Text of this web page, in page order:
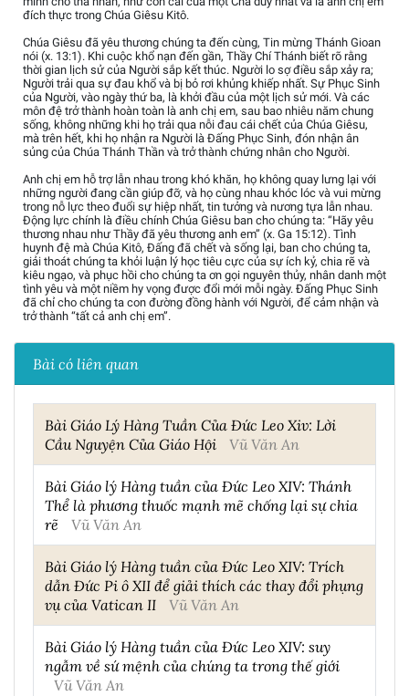
đích thực trong Chúa Giêsu Kitô.
Chúa Giêsu đã yêu thương chúng ta đến cùng, Tin mừng Thánh Gioan
nói (x. 13:1). Khi cuộc khổ nạn đến gần, Thầy Chí Thánh biết rõ rằng
thời gian lịch sử của Người sắp kết thúc. Người lo sợ điều sắp xảy ra;
Người trải qua sự đau khổ và bị bỏ rơi khủng khiếp nhất. Sự Phục Sinh
của Người, vào ngày thứ ba, là khởi đầu của một lịch sử mới. Và các
môn đệ trở thành hoàn toàn là anh chị em, sau bao nhiêu năm chung
sống, không những khi họ trải qua nỗi đau cái chết của Chúa Giêsu,
mà trên hết, khi họ nhận ra Người là Đấng Phục Sinh, đón nhận ân
sủng của Chúa Thánh Thần và trở thành chứng nhân cho Người.
Anh chị em hỗ trợ lẫn nhau trong khó khăn, họ không quay lưng lại với
những người đang cần giúp đỡ, và họ cùng nhau khóc lóc và vui mừng
trong nỗ lực theo đuổi sự hiệp nhất, tin tưởng và nương tựa lẫn nhau.
Động lực chính là điều chính Chúa Giêsu ban cho chúng ta: “Hãy yêu
thương nhau như Thầy đã yêu thương anh em” (x. Ga 15:12). Tình
huynh đệ mà Chúa Kitô, Đấng đã chết và sống lại, ban cho chúng ta,
giải thoát chúng ta khỏi luận lý học tiêu cực của sự ích kỷ, chia rẽ và
kiêu ngạo, và phục hồi cho chúng ta ơn gọi nguyên thủy, nhân danh một
tình yêu và một niềm hy vọng được đổi mới mỗi ngày. Đấng Phục Sinh
đã chỉ cho chúng ta con đường đồng hành với Người, để cảm nhận và
trở thành “tất cả anh chị em”.
Bài có liên quan
Bài Giáo Lý Hàng Tuần Của Đức Leo Xiv: Lời
Cầu Nguyện Của Giáo Hội
Vũ Văn An
Bài Giáo lý Hàng tuần của Đức Leo XIV: Thánh
Thể là phương thuốc mạnh mẽ chống lại sự chia
rẽ
Vũ Văn An
Bài Giáo lý Hàng tuần của Đức Leo XIV: Trích
dẫn Đức Pi ô XII để giải thích các thay đổi phụng
vụ của Vatican II
Vũ Văn An
Bài Giáo lý Hàng tuần của Đức Leo XIV: suy
ngẫm về sứ mệnh của chúng ta trong thế giới
Vũ Văn An